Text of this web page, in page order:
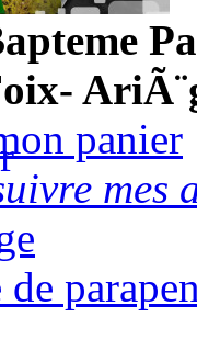
panier
mes
de